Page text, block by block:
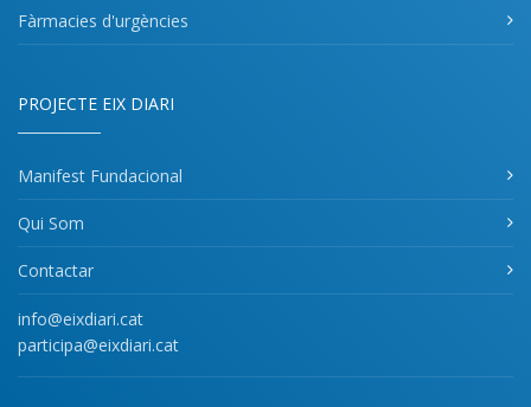
Fàrmacies d'urgències
PROJECTE EIX DIARI
Manifest Fundacional
Qui Som
Contactar
info@eixdiari.cat
participa@eixdiari.cat